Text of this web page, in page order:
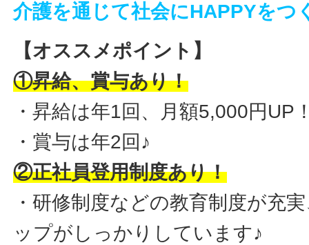
介護を通じて社会にHAPPYをつ
【オススメポイント】
①昇給、賞与あり！
・昇給は年1回、月額5,000円UP
・賞与は年2回♪
②正社員登用制度あり！
・研修制度などの教育制度が充
ップがしっかりしています♪